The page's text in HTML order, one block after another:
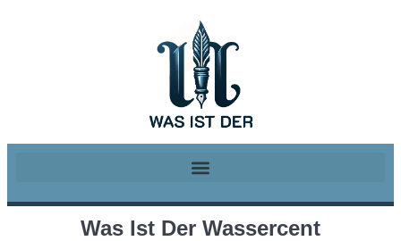
Was Ist Der Wassercent